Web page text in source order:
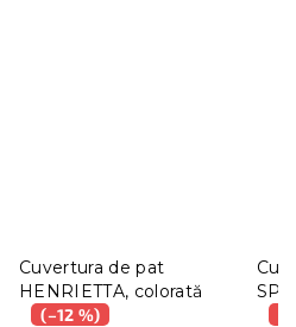
Cuvertura de pat
HENRIETTA, colorată
(–12 %)